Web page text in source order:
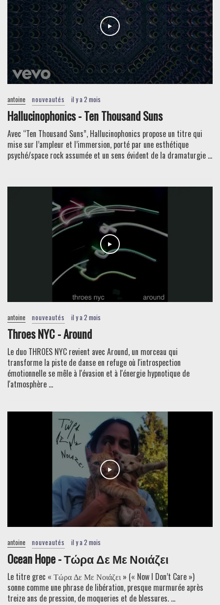
antoine nouveautés il y a 2 mois
Hallucinophonics - Ten Thousand Suns
Avec “Ten Thousand Suns”, Hallucinophonics propose un titre qui
mise sur l’ampleur et l’immersion, porté par une esthétique
psyché/space rock assumée et un sens évident de la dramaturgie ...
antoine nouveautés il y a 2 mois
Throes NYC - Around
Le duo THROES NYC revient avec Around, un morceau qui
transforme la piste de danse en refuge où l'introspection
émotionnelle se mêle à l'évasion et à l'énergie hypnotique de
l'atmosphère ...
antoine nouveautés il y a 2 mois
Ocean Hope - Τώρα Δε Με Νοιάζει
Le titre grec « Τώρα Δε Με Νοιάζει » (« Now I Don’t Care »)
sonne comme une phrase de libération, presque murmurée après
treize ans de pression, de moqueries et de blessures. ...